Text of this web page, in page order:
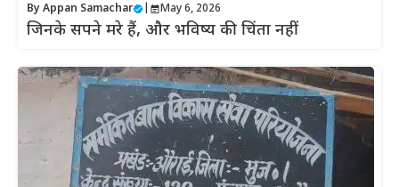
By Appan Samachar May 6, 2026
जिनके सपने मरे हैं, और भविष्य की चिंता नहीं